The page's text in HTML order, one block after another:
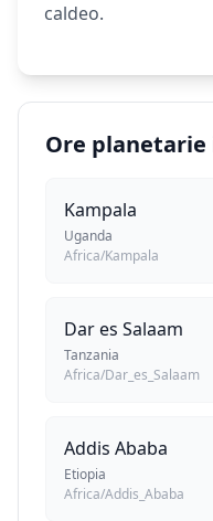
caldeo.
Ore
Kampala
Uganda
Africa/Kampala
Dar es Salaam
Tanzania
Africa/Dar_es_Salaam
Addis Ababa
Etiopia
Africa/Addis_Ababa